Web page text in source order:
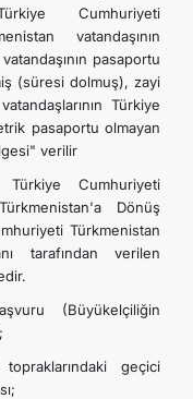
Cumhuriyeti
vatandaşının
pasaportu
(süresi dolmuş), zayi
Türkiye
pasaportu olmayan
verilir
Türkiye Cumhuriyeti
Dönüş
Türkmenistan
tarafından verilen
(Büyükelçiliğin
geçici